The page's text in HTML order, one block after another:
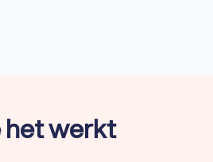
alimentatie bepalen op basis van
het werkt